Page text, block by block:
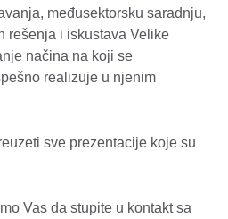
međusektorsku saradnju,
rešenja i iskustava Velike
načina na koji se
realizuje u njenim
sve prezentacije koje su
Vas da stupite u kontakt sa